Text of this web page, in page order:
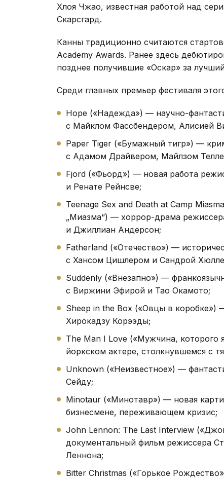
Хлоя Чжао, известная работой над
Скарсгард.
Канны традиционно считаются
Academy Awards. Ранее здесь
позднее получившие «Оскар» за
Среди главных премьер фестиваля
Hope («Надежда») — научно-
с Майклом Фассбендером, Алисией
Paper Tiger («Бумажный тигр») —
с Адамом Драйвером, Майлзом
Fjord («Фьорд») — новая работа
и Ренате Рейнсве;
Teenage Sex and Death at Camp
„Миазма“) — хоррор-драма
и Джиллиан Андерсон;
Fatherland («Отечество») —
с Хансом Цишлером и Сандрой
Suddenly («Внезапно») —
с Виржини Эфирой и Тао Окамото;
Sheep in the Box («Овцы в коробке»)
Хирокадзу Корээды;
The Man I Love («Мужчина,
йоркском актере, столкнувшемся с
Unknown («Неизвестное») —
Сейду;
Minotaur («Минотавр») — новая
бизнесмене, переживающем кризис;
John Lennon: The Last Interview
документальный фильм режиссера
Леннона;
Bitter Christmas («Горькое